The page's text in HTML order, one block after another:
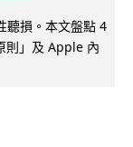
聽損。本文盤點 4
則」及 Apple 內